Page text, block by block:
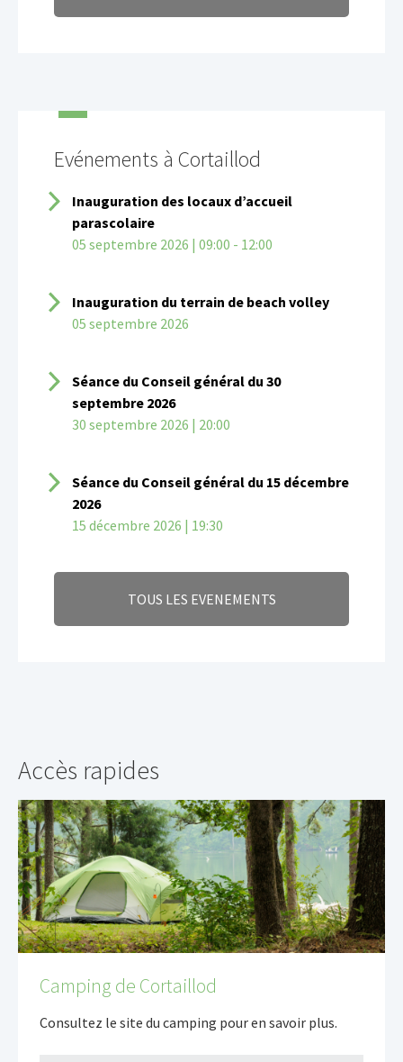
Evénements à Cortaillod
Inauguration des locaux d’accueil
parascolaire
05 septembre 2026 | 09:00 - 12:00
Inauguration du terrain de beach volley
05 septembre 2026
Séance du Conseil général du 30
septembre 2026
30 septembre 2026 | 20:00
Séance du Conseil général du 15 décembre
2026
15 décembre 2026 | 19:30
TOUS LES EVENEMENTS
Accès rapides
Camping de Cortaillod
Consultez le site du camping pour en savoir plus.